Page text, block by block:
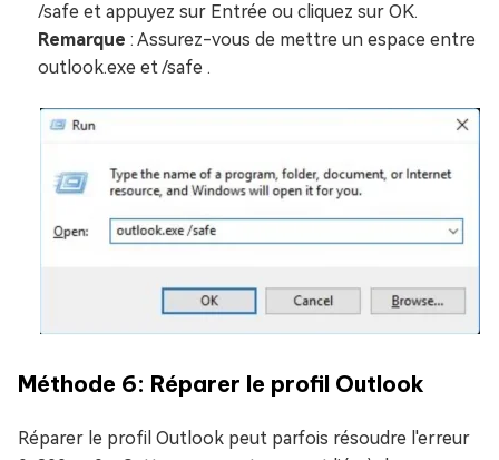
/safe et appuyez sur Entrée ou cliquez sur OK.
Remarque : Assurez-vous de mettre un espace entre
outlook.exe et /safe .
Méthode 6: Réparer le profil Outlook
Réparer le profil Outlook peut parfois résoudre l'erreur